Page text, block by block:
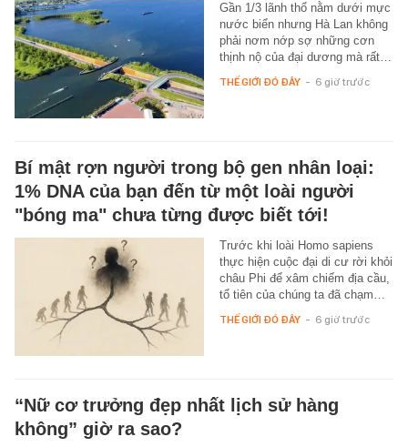
Gần 1/3 lãnh thổ nằm dưới mực
nước biển nhưng Hà Lan không
phải nơm nớp sợ những cơn
thịnh nộ của đại dương mà rất…
THẾ GIỚI ĐÓ ĐÂY - 6 giờ trước
Bí mật rợn người trong bộ gen nhân loại:
1% DNA của bạn đến từ một loài người
"bóng ma" chưa từng được biết tới!
Trước khi loài Homo sapiens
thực hiện cuộc đại di cư rời khỏi
châu Phi để xâm chiếm địa cầu,
tổ tiên của chúng ta đã chạm…
THẾ GIỚI ĐÓ ĐÂY - 6 giờ trước
“Nữ cơ trưởng đẹp nhất lịch sử hàng
không” giờ ra sao?